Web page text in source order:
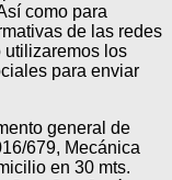
como para
de las redes
utilizaremos los
para enviar
general de
679, Mecánica
en 30 mts.